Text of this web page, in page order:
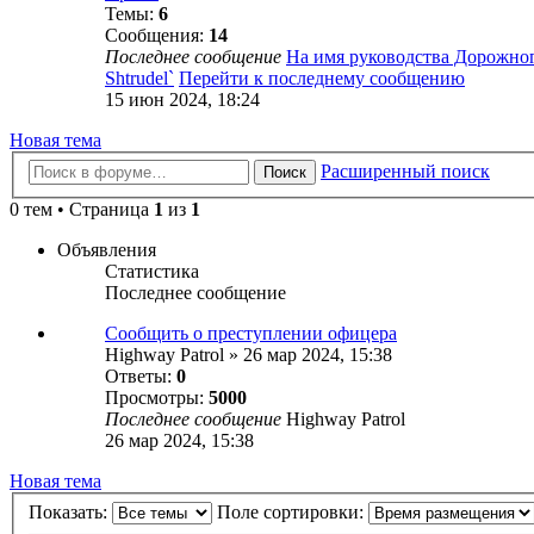
Темы: 6
Сообщения: 14
Последнее сообщение На имя руководства
Shtrudel` Перейти к последнему сообщению
15 июн 2024, 18:24
Новая тема
Поиск
Расширенный поиск
0 тем • Страница 1 из 1
Объявления
Статистика
Последнее сообщение
Сообщить о преступлении офицера
Highway Patrol » 26 мар 2024, 15:38
Ответы: 0
Просмотры: 5000
Последнее сообщение Highway Patrol
26 мар 2024, 15:38
Новая тема
Показать:
Поле сортировки: